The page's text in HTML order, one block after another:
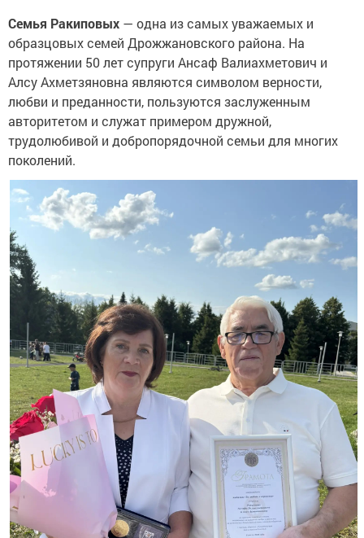
Семья Ракиповых — одна из самых уважаемых и
образцовых семей Дрожжановского района. На
протяжении 50 лет супруги Ансаф Валиахметович и
Алсу Ахметзяновна являются символом верности,
любви и преданности, пользуются заслуженным
авторитетом и служат примером дружной,
трудолюбивой и добропорядочной семьи для многих
поколений.